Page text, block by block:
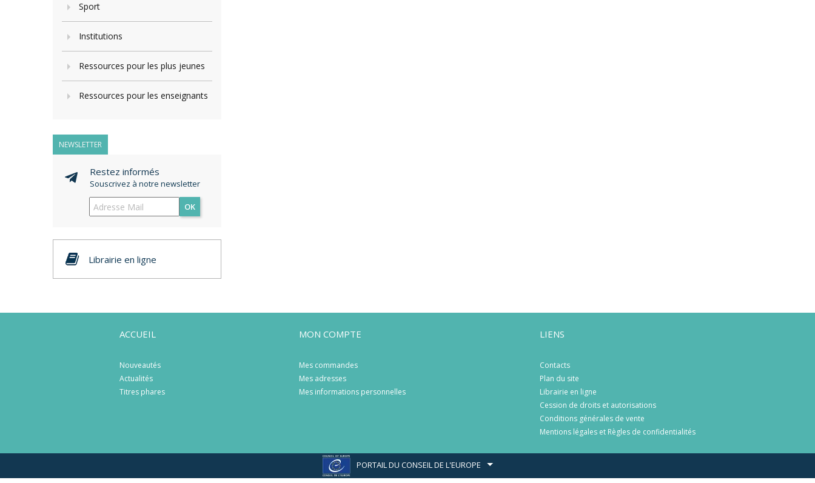
Sport
Institutions
Ressources pour les plus jeunes
Ressources pour les enseignants
NEWSLETTER
Restez informés
Souscrivez à notre newsletter
OK
Librairie en ligne
ACCUEIL
Nouveautés
Actualités
Titres phares
MON COMPTE
Mes commandes
Mes adresses
Mes informations personnelles
LIENS
Contacts
Plan du site
Librairie en ligne
Cession de droits et autorisations
Conditions générales de vente
Mentions légales et Règles de confidentialités
PORTAIL DU CONSEIL DE L'EUROPE